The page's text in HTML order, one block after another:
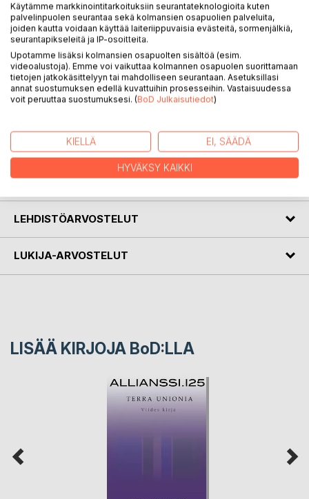
Kuukauden verran Gavialista vältelleen Lu Talpan
suunnitelmat muuttuvat, kun keskeneräiset asiat kiskovat
häntä takaisin maailman suurimpaan kaupunkiin. Samaan
aikaan Saia Motasilla ja Jani 821771 joutuvat kasvotusten
vaatimusten kanssa, joita he eivät usko kykenevänsä
täyttämään. Kun shokkiuutinen leviää kaupunkiin kaikki
vain pakon edessä. Keiden salaisuudet ovat loppujen
lopuksi suurempia, elävien vai kuolleiden?
KIRJAILIJA
LEHDISTÖARVOSTELUT
LUKIJA-ARVOSTELUT
LISÄÄ KIRJOJA BoD:LLA
Käytämme markkinointitarkoituksiin seurantateknologioita kuten
palvelinpuolen seurantaa sekä kolmansien osapuolien palveluita,
joiden kautta voidaan käyttää laiteriippuvaisia evästeitä, sormenjälkiä,
seurantapikseleitä ja IP-osoitteita.
Upotamme lisäksi kolmansien osapuolten sisältöä (esim.
videoalustoja). Emme voi vaikuttaa kolmannen osapuolen suorittamaan
tietojen jatkokäsittelyyn tai mahdolliseen seurantaan. Asetuksillasi
annat suostumuksen edellä kuvattuihin prosesseihin. Vastaisuudessa
voit peruuttaa suostumuksesi. (BoD Julkaisutiedot)
KIELLÄ EI, SÄÄDÄ
HYVÄKSY KAIKKI